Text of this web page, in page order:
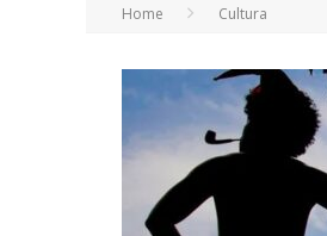
Home Cultura